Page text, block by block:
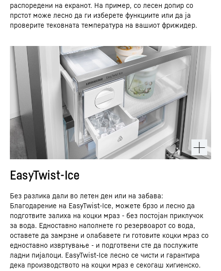
распоредени на екранот. На пример, со лесен допир со
прстот може лесно да ги изберете функциите или да ја
проверите тековната температура на вашиот фрижидер.
EasyTwist-Ice
Без разлика дали во летен ден или на забава:
Благодарение на EasyTwist-Ice, можете брзо и лесно да
подготвите залиха на коцки мраз - без постојан приклучок
за вода. Едноставно наполнете го резервоарот со вода,
оставете да замрзне и олабавете ги готовите коцки мраз со
едноставно извртување - и подготвени сте да послужите
ладни пијалоци. EasyTwist-Ice лесно се чисти и гарантира
дека производството на коцки мраз е секогаш хигиенско.